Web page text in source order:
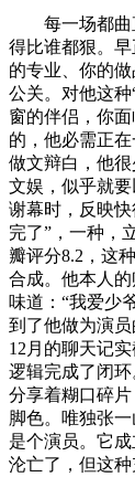
每一场都曲直
得比谁都狠。
的专业、你的
公关。对他这
窗的伴侣，你
的，他必需正
做文辩白，他
文娱，似乎就
谢幕时，反映
完了”，一种，
瓣评分8.2，这
合成。他本人
味道：“我爱少
到了他做为演
12月的聊天记
逻辑完成了闭
分享着糊口碎
脚色。唯独张
是个演员。它
沦亡了，但这